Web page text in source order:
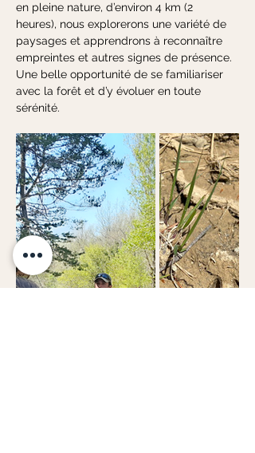
en pleine nature, d’environ 4 km (2
heures), nous explorerons une variété de
paysages et apprendrons à reconnaître
empreintes et autres signes de présence.
Une belle opportunité de se familiariser
avec la forêt et d’y évoluer en toute
sérénité.